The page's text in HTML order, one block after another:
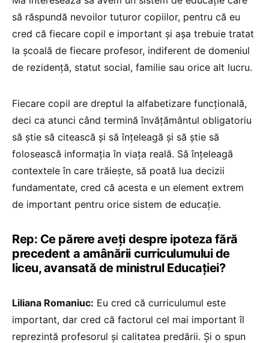
să răspundă nevoilor tuturor copiilor, pentru că eu
cred că fiecare copil e important și așa trebuie tratat
la școală de fiecare profesor, indiferent de domeniul
de rezidență, statut social, familie sau orice alt lucru.
Fiecare copil are dreptul la alfabetizare funcțională,
deci ca atunci când termină învățământul obligatoriu
să știe să citească și să înțeleagă și să știe să
folosească informația în viața reală. Să înțeleagă
contextele în care trăiește, să poată lua decizii
fundamentate, cred că acesta e un element extrem
de important pentru orice sistem de educație.
Rep: Ce părere aveți despre ipoteza fără
precedent a amânării curriculumului de
liceu, avansată de ministrul Educației?
Liliana Romaniuc: Eu cred că curriculumul este
important, dar cred că factorul cel mai important îl
reprezintă profesorul și calitatea predării. Și o spun